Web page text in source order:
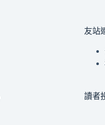
友站
讀者